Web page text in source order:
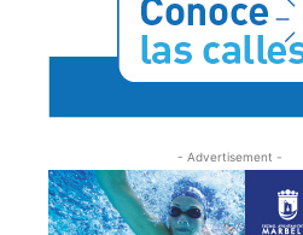
- Advertisement -